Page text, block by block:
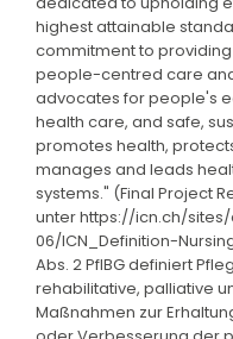
highest attainable
commitment to
people-centred care
advocates for people's
health care, and safe,
promotes health,
manages and leads
systems." (Final Project
unter https://icn.ch/
06/ICN_Definition-
Abs. 2 PflBG definiert
rehabilitative, palliative
Maßnahmen zur